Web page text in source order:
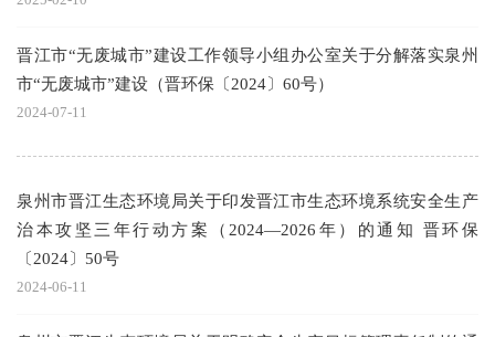
晋江市“无废城市”建设工作领导小组办公室关于分解落实泉州
市“无废城市”建设（晋环保〔2024〕60号）
2024-07-11
泉州市晋江生态环境局关于印发晋江市生态环境系统安全生产
治本攻坚三年行动方案（2024—2026年）的通知 晋环保
〔2024〕50号
2024-06-11